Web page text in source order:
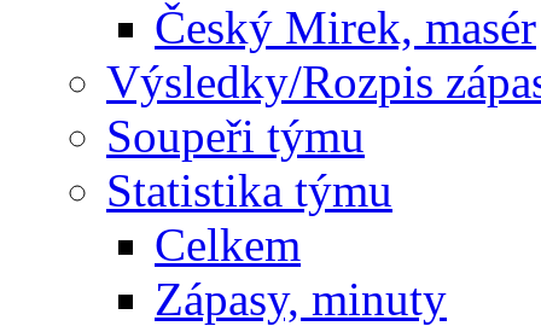
Český Mirek, masér
Výsledky/Rozpis
Soupeři týmu
Statistika týmu
Celkem
Zápasy, minuty